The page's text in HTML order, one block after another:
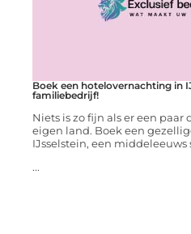
Boek een hotelovernachting in
familiebedrijf!
Niets is zo fijn als er een
eigen land. Boek een
IJsselstein, een middeleeuws
...